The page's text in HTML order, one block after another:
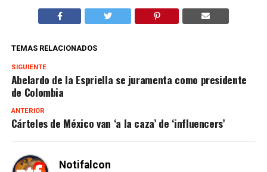
TEMAS RELACIONADOS
SIGUIENTE
Abelardo de la Espriella se juramenta como presidente
de Colombia
ANTERIOR
Cárteles de México van ‘a la caza’ de ‘influencers’
Notifalcon